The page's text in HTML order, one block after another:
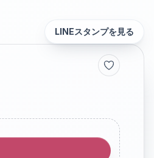
LINEスタンプを見る